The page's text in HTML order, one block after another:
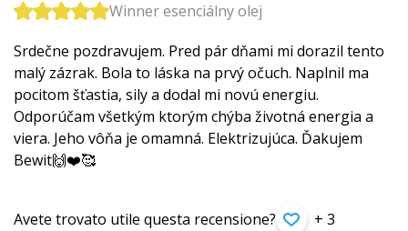
Winner esenciálny olej
Srdečne pozdravujem. Pred pár dňami mi dorazil tento
malý zázrak. Bola to láska na prvý očuch. Naplnil ma
pocitom šťastia, sily a dodal mi novú energiu.
Odporúčam všetkým ktorým chýba životná energia a
viera. Jeho vôňa je omamná. Elektrizujúca. Ďakujem
Bewit🙌❤️🥰
Avete trovato utile questa recensione? + 3